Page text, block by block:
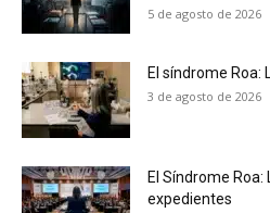
5 de agosto de 2026
El síndrome Roa:
3 de agosto de 2026
El Síndrome
expedientes